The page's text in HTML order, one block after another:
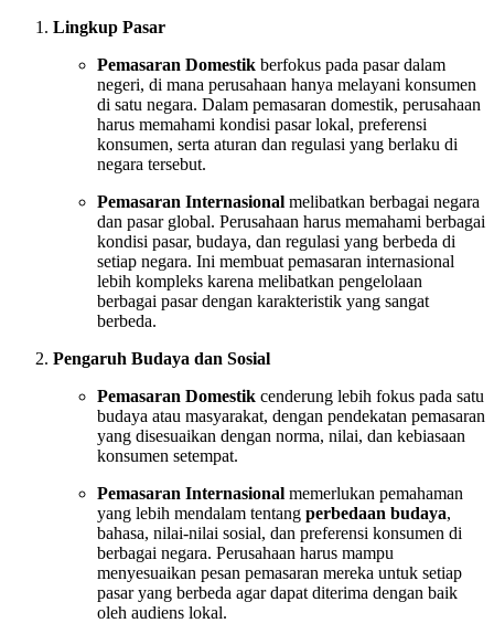
Lingkup Pasar
Pemasaran Domestik berfokus pada pasar dalam
negeri, di mana perusahaan hanya melayani konsumen
di satu negara. Dalam pemasaran domestik, perusahaan
harus memahami kondisi pasar lokal, preferensi
konsumen, serta aturan dan regulasi yang berlaku di
negara tersebut.
Pemasaran Internasional melibatkan berbagai negara
dan pasar global. Perusahaan harus memahami berbagai
kondisi pasar, budaya, dan regulasi yang berbeda di
setiap negara. Ini membuat pemasaran internasional
lebih kompleks karena melibatkan pengelolaan
berbagai pasar dengan karakteristik yang sangat
berbeda.
Pengaruh Budaya dan Sosial
Pemasaran Domestik cenderung lebih fokus pada satu
budaya atau masyarakat, dengan pendekatan pemasaran
yang disesuaikan dengan norma, nilai, dan kebiasaan
konsumen setempat.
Pemasaran Internasional memerlukan pemahaman
yang lebih mendalam tentang perbedaan budaya,
bahasa, nilai-nilai sosial, dan preferensi konsumen di
berbagai negara. Perusahaan harus mampu
menyesuaikan pesan pemasaran mereka untuk setiap
pasar yang berbeda agar dapat diterima dengan baik
oleh audiens lokal.